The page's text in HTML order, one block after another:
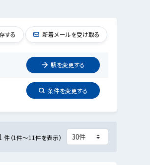
駅を変更する
条件を変更する
する 新着メールを受け取る
件（1件～11件を表示）